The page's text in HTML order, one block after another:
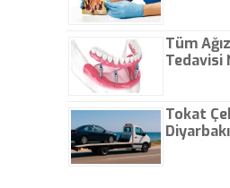
Tüm
Tedavisi
Tokat